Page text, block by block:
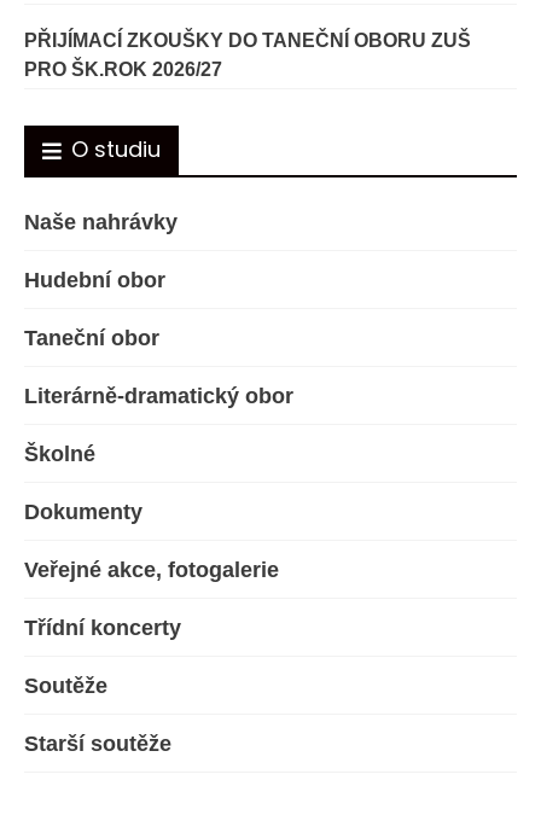
PŘIJÍMACÍ ZKOUŠKY DO TANEČNÍ OBORU ZUŠ
PRO ŠK.ROK 2026/27
O studiu
Naše nahrávky
Hudební obor
Taneční obor
Literárně-dramatický obor
Školné
Dokumenty
Veřejné akce, fotogalerie
Třídní koncerty
Soutěže
Starší soutěže